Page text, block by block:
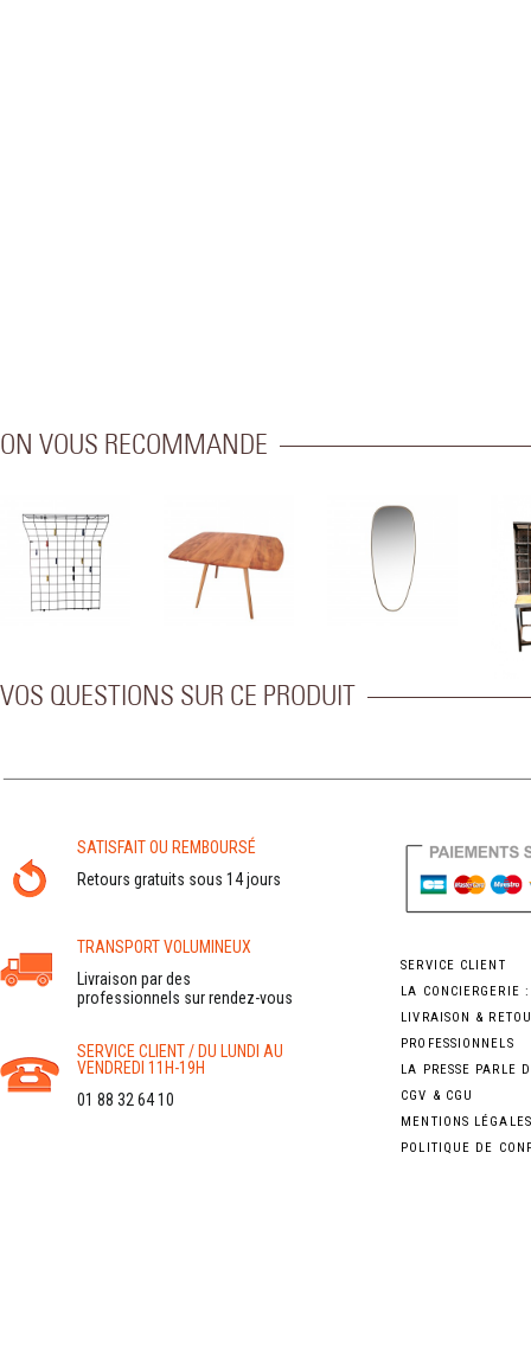
ON VOUS RECOMMANDE
VOS QUESTIONS SUR CE PRODUIT
SATISFAIT OU REMBOURSÉ
Retours gratuits sous 14 jours
TRANSPORT VOLUMINEUX
Livraison par des
professionnels sur rendez-vous
SERVICE CLIENT / DU LUNDI AU
VENDREDI 11H-19H
01 88 32 64 10
SERVICE CLIENT
LA CONCIERGERIE
LIVRAISON &
PROFESSIONNELS
LA PRESSE PARLE
CGV & CGU
MENTIONS LÉGALES
POLITIQUE DE